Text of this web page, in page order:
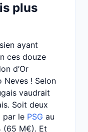
plus
ayant
ces douze
d’Or
Neves ! Selon
vaudrait
Soit deux
par le PSG au
(65 M€). Et